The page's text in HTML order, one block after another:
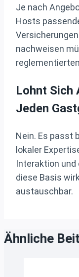
Je nach
Hosts
nachweisen
Lohnt Sich
Jeden
Nein. Es passt
lokaler
Interaktion und
diese Basis
austauschbar.
Ähnliche